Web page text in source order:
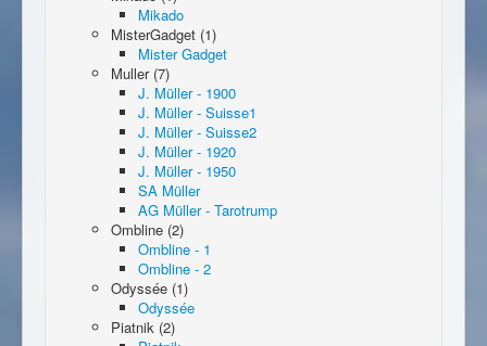
Mikado
MisterGadget (1)
Mister Gadget
Muller (7)
J. Müller - 1900
J. Müller - Suisse1
J. Müller - Suisse2
J. Müller - 1920
J. Müller - 1950
SA Müller
AG Müller - Tarotrump
Ombline (2)
Ombline - 1
Ombline - 2
Odyssée (1)
Odyssée
Piatnik (2)